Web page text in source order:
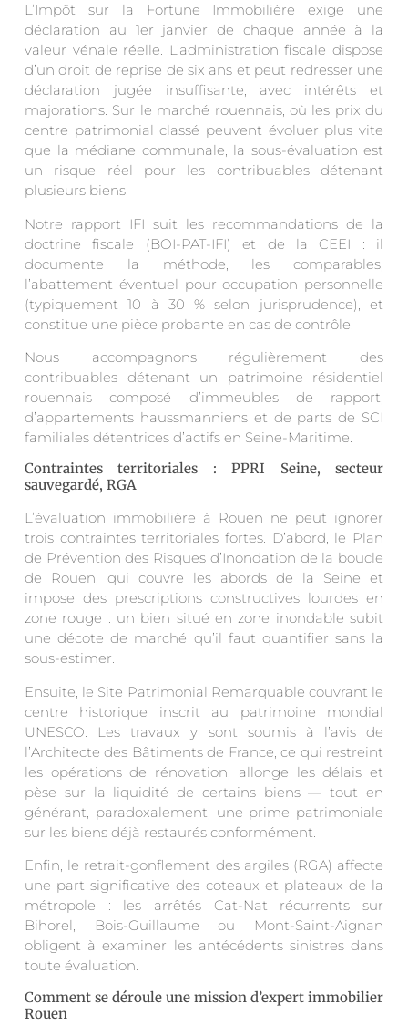
L’Impôt sur la Fortune Immobilière exige une
déclaration au 1er janvier de chaque année à la
valeur vénale réelle. L’administration fiscale dispose
d’un droit de reprise de six ans et peut redresser une
déclaration jugée insuffisante, avec intérêts et
majorations. Sur le marché rouennais, où les prix du
centre patrimonial classé peuvent évoluer plus vite
que la médiane communale, la sous-évaluation est
un risque réel pour les contribuables détenant
plusieurs biens.
Notre rapport IFI suit les recommandations de la
doctrine fiscale (BOI-PAT-IFI) et de la CEEI : il
documente la méthode, les comparables,
l’abattement éventuel pour occupation personnelle
(typiquement 10 à 30 % selon jurisprudence), et
constitue une pièce probante en cas de contrôle.
Nous accompagnons régulièrement des
contribuables détenant un patrimoine résidentiel
rouennais composé d’immeubles de rapport,
d’appartements haussmanniens et de parts de SCI
familiales détentrices d’actifs en Seine-Maritime.
Contraintes territoriales : PPRI Seine, secteur
sauvegardé, RGA
L’évaluation immobilière à Rouen ne peut ignorer
trois contraintes territoriales fortes. D’abord, le Plan
de Prévention des Risques d’Inondation de la boucle
de Rouen, qui couvre les abords de la Seine et
impose des prescriptions constructives lourdes en
zone rouge : un bien situé en zone inondable subit
une décote de marché qu’il faut quantifier sans la
sous-estimer.
Ensuite, le Site Patrimonial Remarquable couvrant le
centre historique inscrit au patrimoine mondial
UNESCO. Les travaux y sont soumis à l’avis de
l’Architecte des Bâtiments de France, ce qui restreint
les opérations de rénovation, allonge les délais et
pèse sur la liquidité de certains biens — tout en
générant, paradoxalement, une prime patrimoniale
sur les biens déjà restaurés conformément.
Enfin, le retrait-gonflement des argiles (RGA) affecte
une part significative des coteaux et plateaux de la
métropole : les arrêtés Cat-Nat récurrents sur
Bihorel, Bois-Guillaume ou Mont-Saint-Aignan
obligent à examiner les antécédents sinistres dans
toute évaluation.
Comment se déroule une mission d’expert immobilier
Rouen